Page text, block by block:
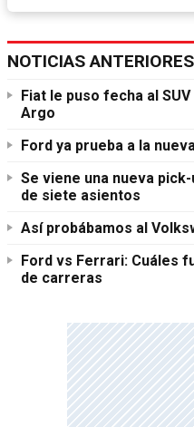
NOTICIAS
Fiat le puso fecha al
Argo
Ford ya prueba a la
Se viene una nueva
de siete asientos
Así probábamos al
Ford vs Ferrari: Cuáles
de carreras